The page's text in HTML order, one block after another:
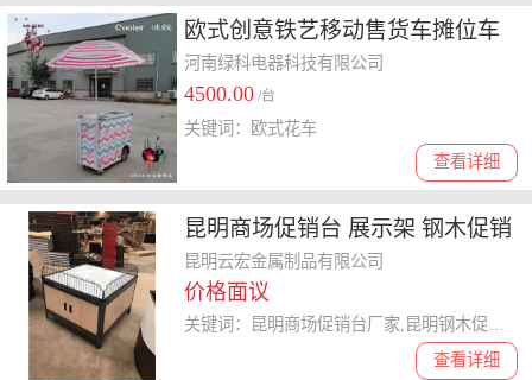
欧式创意铁艺移动售货车摊位车
花车地推架子摆摊促销车展示促
销台
河南绿科电器科技有限公司
4500.00 /台
查看详细
关键词：欧式花车
昆明商场促销台 展示架 钢木促销
台 收银台厂家批发
昆明云宏金属制品有限公司
价格面议
查看详细